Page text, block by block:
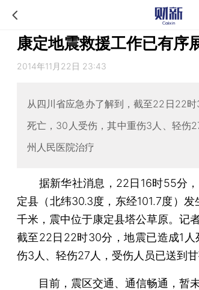
康定地震救援工作已有序
2014年11月22日 23:43
从四川省应急办了解到，截至22日22
死亡，30人受伤，其中重伤3人、轻伤
州人民医院治疗
据新华社消息，22日16时55分，
定县（北纬30.3度，东经101.7度）
千米，震中位于康定县塔公草原。记
截至22日22时30分，地震已造成1
伤3人、轻伤27人，受伤人员已送到甘
目前，震区交通、通信畅通，暂未